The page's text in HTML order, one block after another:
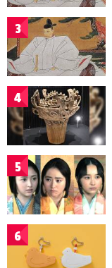
3
4
5
6